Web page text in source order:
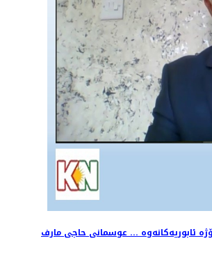
ئابوریەکانەوە ... عوسمانی حاجی مارف